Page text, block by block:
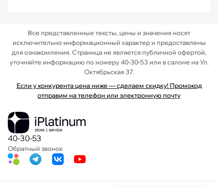
Все представленные тексты, цены и значения носят
исключительно информационный характер и предоставлены
для ознакомления. Страница не является публичной офертой,
уточняйте информацию по номеру 40-30-53 или в салоне на Ул.
Октябрьская 37.
Если у конкурента цена ниже — сделаем скидку! Промокод
отправим на телефон или электронную почту
40-30-53
Обратный звонок